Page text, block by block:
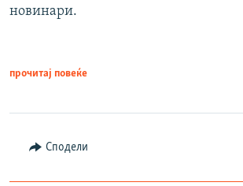
новинари.
прочитај повеќе
Сподели